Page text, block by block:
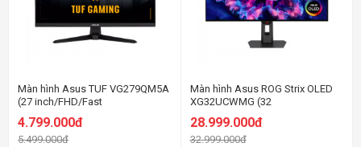
Màn hình Asus TUF VG279QM5A
(27 inch/FHD/Fast
4.799.000đ
5.499.000đ
Màn hình Asus ROG Strix OLED
XG32UCWMG (32
FHD@480Hz/0.03ms)
28.999.000đ
32.999.000đ